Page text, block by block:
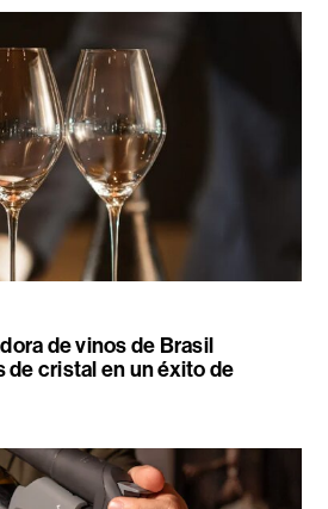
de vinos de Brasil
cristal en un éxito de